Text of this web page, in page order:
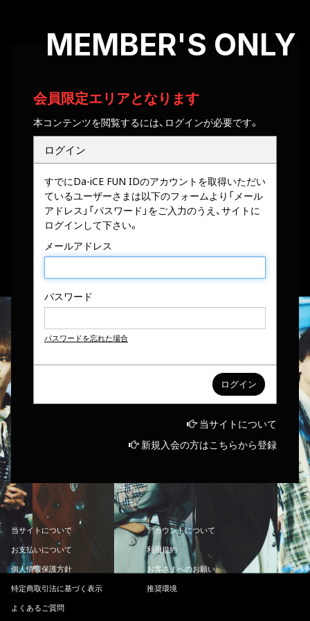
MEMBER'S ONLY
会員限定エリアとなります
本コンテンツを閲覧するには、ログインが必要です。
ログイン
すでにDa-iCE FUN IDのアカウントを取得いただい
ているユーザーさまは以下のフォームより「メール
アドレス」「パスワード」をご入力のうえ、サイトに
ログインして下さい。
メールアドレス
パスワード
パスワードを忘れた場合
当サイトについて
新規入会の方はこちらから登録
当サイ ト について アカウントについて
お支払いについて 利用規約
個人情報保護方針 お客さまへのお願い
特定商取引法に基づく 表示 推奨環境
よ く あるご質問